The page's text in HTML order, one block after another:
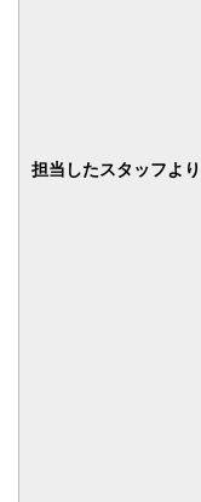
担当したスタッフより